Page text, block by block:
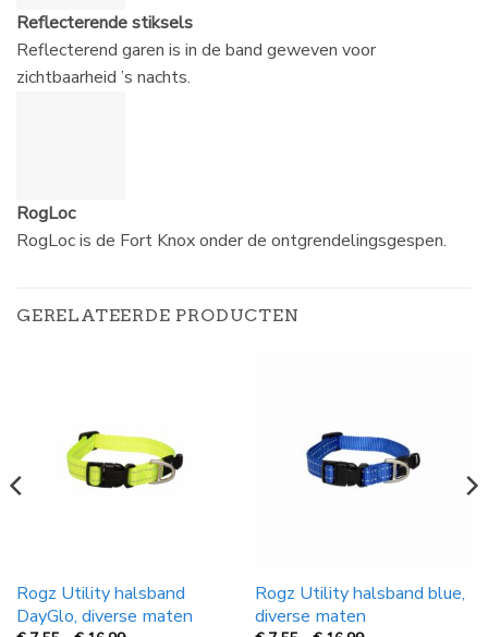
Reflecterende stiksels
Reflecterend garen is in de band geweven voor
zichtbaarheid ’s nachts.
RogLoc
RogLoc is de Fort Knox onder de ontgrendelingsgespen.
GERELATEERDE PRODUCTEN
Rogz Utility halsband
DayGlo, diverse maten
Rogz Utility halsband blue,
diverse maten